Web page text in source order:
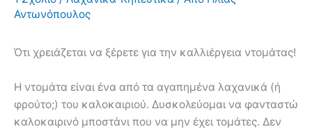
Αντωνόπουλος
Ότι χρειάζεται να ξέρετε για την καλλιέργεια ντομάτας!
Η ντομάτα είναι ένα από τα αγαπημένα λαχανικά (ή
φρούτο;) του καλοκαιριού. Δυσκολεύομαι να φανταστώ
καλοκαιρινό μποστάνι που να μην έχει τομάτες. Δεν